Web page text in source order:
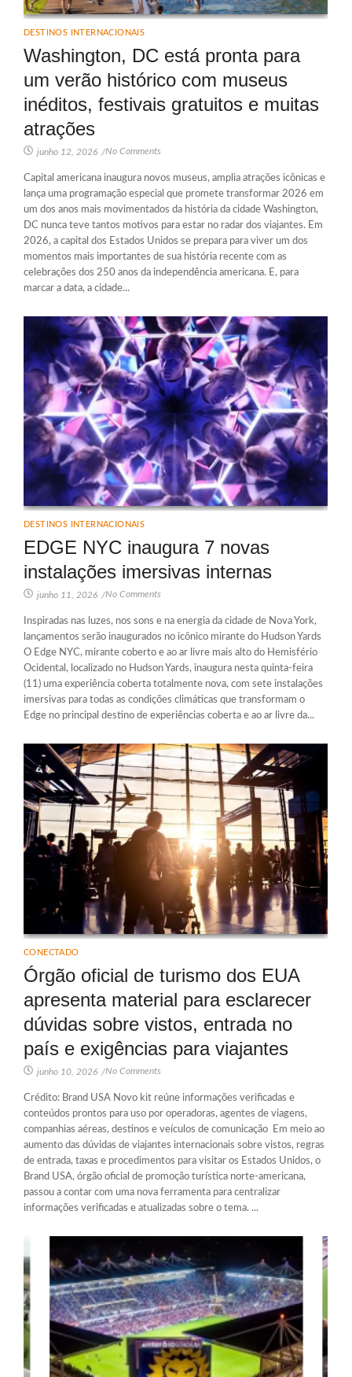
DESTINOS INTERNACIONAIS
Washington, DC está pronta para
um verão histórico com museus
inéditos, festivais gratuitos e muitas
atrações
junho 12, 2026 /No Comments
Capital americana inaugura novos museus, amplia atrações icônicas e
lança uma programação especial que promete transformar 2026 em
um dos anos mais movimentados da história da cidade Washington,
DC nunca teve tantos motivos para estar no radar dos viajantes. Em
2026, a capital dos Estados Unidos se prepara para viver um dos
momentos mais importantes de sua história recente com as
celebrações dos 250 anos da independência americana. E, para
marcar a data, a cidade...
DESTINOS INTERNACIONAIS
EDGE NYC inaugura 7 novas
instalações imersivas internas
junho 11, 2026 /No Comments
Inspiradas nas luzes, nos sons e na energia da cidade de Nova York,
lançamentos serão inaugurados no icônico mirante do Hudson Yards
O Edge NYC, mirante coberto e ao ar livre mais alto do Hemisfério
Ocidental, localizado no Hudson Yards, inaugura nesta quinta-feira
(11) uma experiência coberta totalmente nova, com sete instalações
imersivas para todas as condições climáticas que transformam o
Edge no principal destino de experiências coberta e ao ar livre da...
CONECTADO
Órgão oficial de turismo dos EUA
apresenta material para esclarecer
dúvidas sobre vistos, entrada no
país e exigências para viajantes
junho 10, 2026 /No Comments
Crédito: Brand USA Novo kit reúne informações verificadas e
conteúdos prontos para uso por operadoras, agentes de viagens,
companhias aéreas, destinos e veículos de comunicação Em meio ao
aumento das dúvidas de viajantes internacionais sobre vistos, regras
de entrada, taxas e procedimentos para visitar os Estados Unidos, o
Brand USA, órgão oficial de promoção turística norte-americana,
passou a contar com uma nova ferramenta para centralizar
informações verificadas e atualizadas sobre o tema. ...